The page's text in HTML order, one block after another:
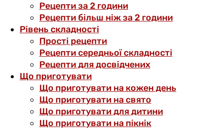
Рецепти за 2 години
Рецепти більш ніж за 2 години
Рівень складності
Прості рецепти
Рецепти середньої складності
Рецепти для досвідчених
Що приготувати
Що приготувати на кожен день
Що приготувати на свято
Що приготувати для дитини
Що приготувати на пікнік